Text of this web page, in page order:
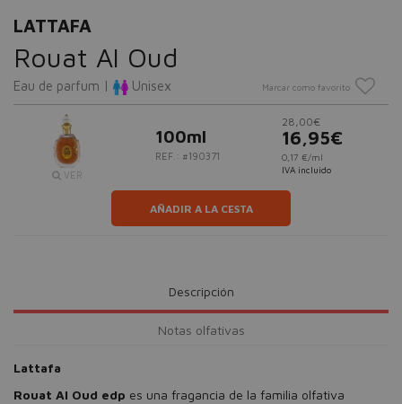
LATTAFA
Rouat Al Oud
Eau de parfum | Unisex Marcar como favorito
VER
100ml
REF.: #190371
28,00€
16,95€
0,17 €/ml
IVA incluido
AÑADIR A LA CESTA
Descripción
Notas olfativas
Lattafa
Rouat Al Oud edp es una fragancia de la familia olfativa